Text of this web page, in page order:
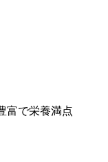
富で栄養満点